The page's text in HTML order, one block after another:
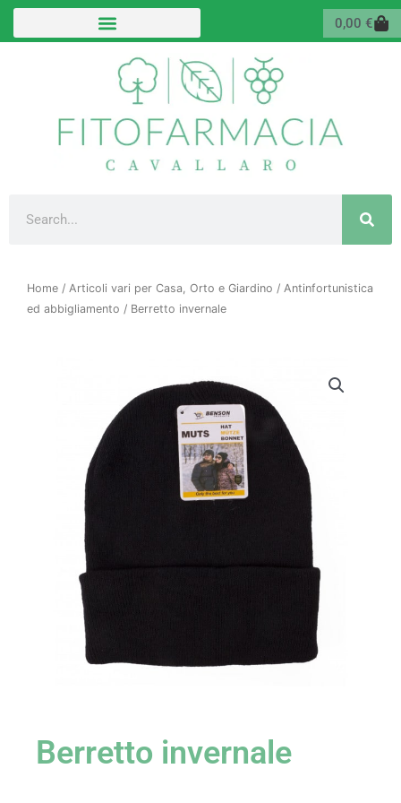
Vai
0,00 €
Home / Articoli vari per Casa, Orto e Giardino / Antinfortunistica
ed abbigliamento / Berretto invernale
Berretto invernale